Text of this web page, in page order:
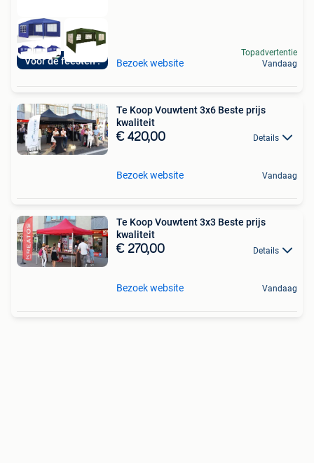
Voor de feesten ! Bezoek website
Topadvertentie
Vandaag
Te Koop Vouwtent 3x6 Beste prijs
kwaliteit
€ 420,00 Details
Bezoek website Vandaag
Te Koop Vouwtent 3x3 Beste prijs
kwaliteit
€ 270,00 Details
Bezoek website Vandaag